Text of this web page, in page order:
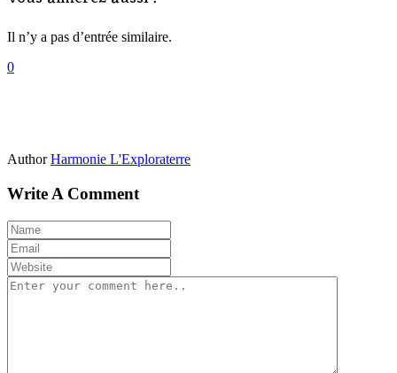
Il n’y a pas d’entrée similaire.
0
Author Harmonie L'Exploraterre
Write A Comment